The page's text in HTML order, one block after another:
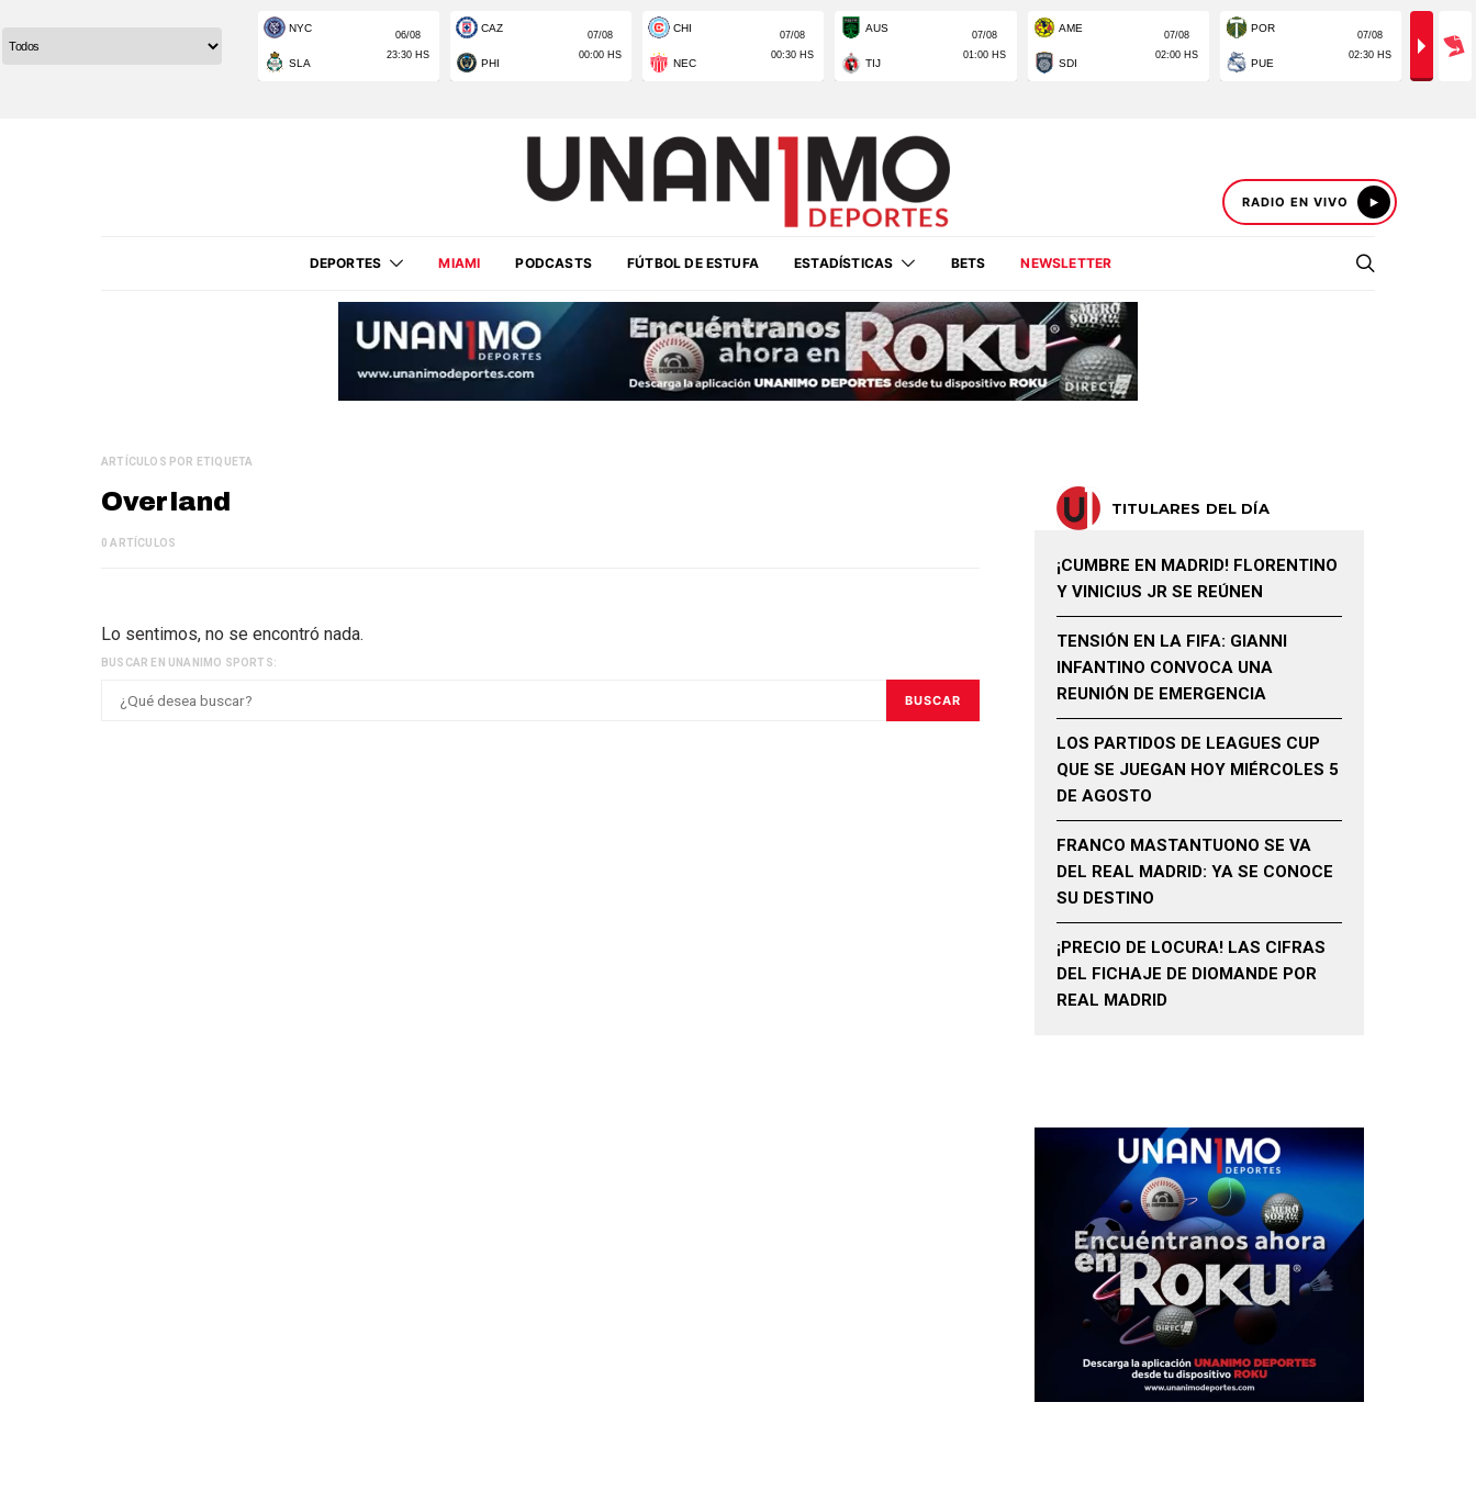
RADIO EN VIVO
DEPORTES MIAMI PODCASTS FÚTBOL DE ESTUFA ESTADÍSTICAS BETS NEWSLETTER
ARTÍCULOS POR ETIQUETA
Overland
0 ARTÍCULOS
Lo sentimos, no se encontró nada.
BUSCAR EN UNANIMO SPORTS:
BUSCAR
TITULARES DEL DÍA
¡CUMBRE EN MADRID! FLORENTINO
Y VINICIUS JR SE REÚNEN
TENSIÓN EN LA FIFA: GIANNI
INFANTINO CONVOCA UNA
REUNIÓN DE EMERGENCIA
LOS PARTIDOS DE LEAGUES CUP
QUE SE JUEGAN HOY MIÉRCOLES 5
DE AGOSTO
FRANCO MASTANTUONO SE VA
DEL REAL MADRID: YA SE CONOCE
SU DESTINO
¡PRECIO DE LOCURA! LAS CIFRAS
DEL FICHAJE DE DIOMANDE POR
REAL MADRID